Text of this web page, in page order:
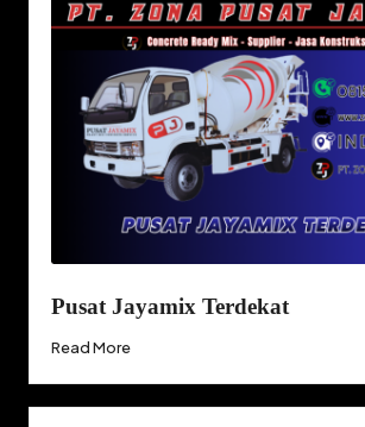
Pusat Jayamix Terdekat
Read More